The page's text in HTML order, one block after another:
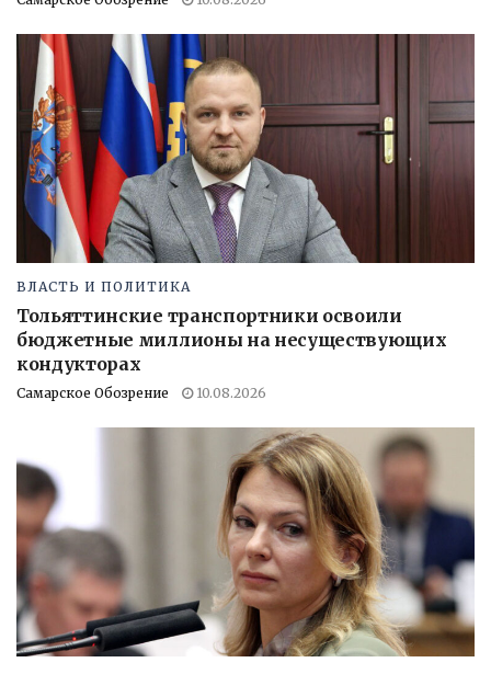
ВЛАСТЬ И ПОЛИТИКА
Тольяттинские транспортники освоили
бюджетные миллионы на несуществующих
кондукторах
Самарское Обозрение 10.08.2026